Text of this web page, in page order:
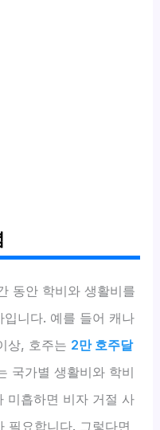
동안 학비와 생활비를
니다. 예를 들어 캐나
상, 호주는 2만 호주달
국가별 생활비와 학비
미흡하면 비자 거절 사
필요합니다. 그렇다면